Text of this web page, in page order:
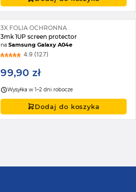
3X FOLIA OCHRONNA
3mk 1UP screen protector
naSamsung Galaxy A04e
4.9 (127)
99,90 zł
Wysyłka w 1–2 dni robocze
Dodaj do koszyka